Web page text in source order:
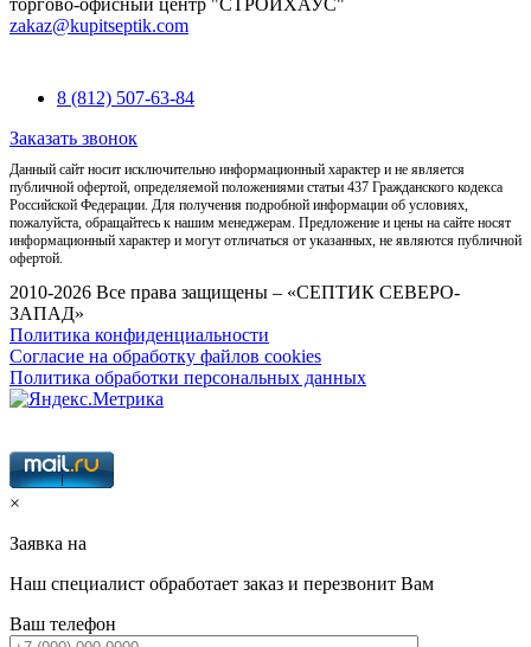
торгово-офисный центр "СТРОЙХАУС"
zakaz@kupitseptik.com
8 (812) 507-63-84
Заказать звонок
Данный сайт носит исключительно информационный характер и не является
публичной офертой, определяемой положениями статьи 437 Гражданского кодекса
Российской Федерации. Для получения подробной информации об условиях,
пожалуйста, обращайтесь к нашим менеджерам. Предложение и цены на сайте носят
информационный характер и могут отличаться от указанных, не являются публичной
офертой.
2010-2026 Все права защищены – «СЕПТИК СЕВЕРО-
ЗАПАД»
Политика конфиденциальности
Согласие на обработку файлов cookies
Политика обработки персональных данных
×
Заявка на
Наш специалист обработает заказ и перезвонит Вам
Ваш телефон